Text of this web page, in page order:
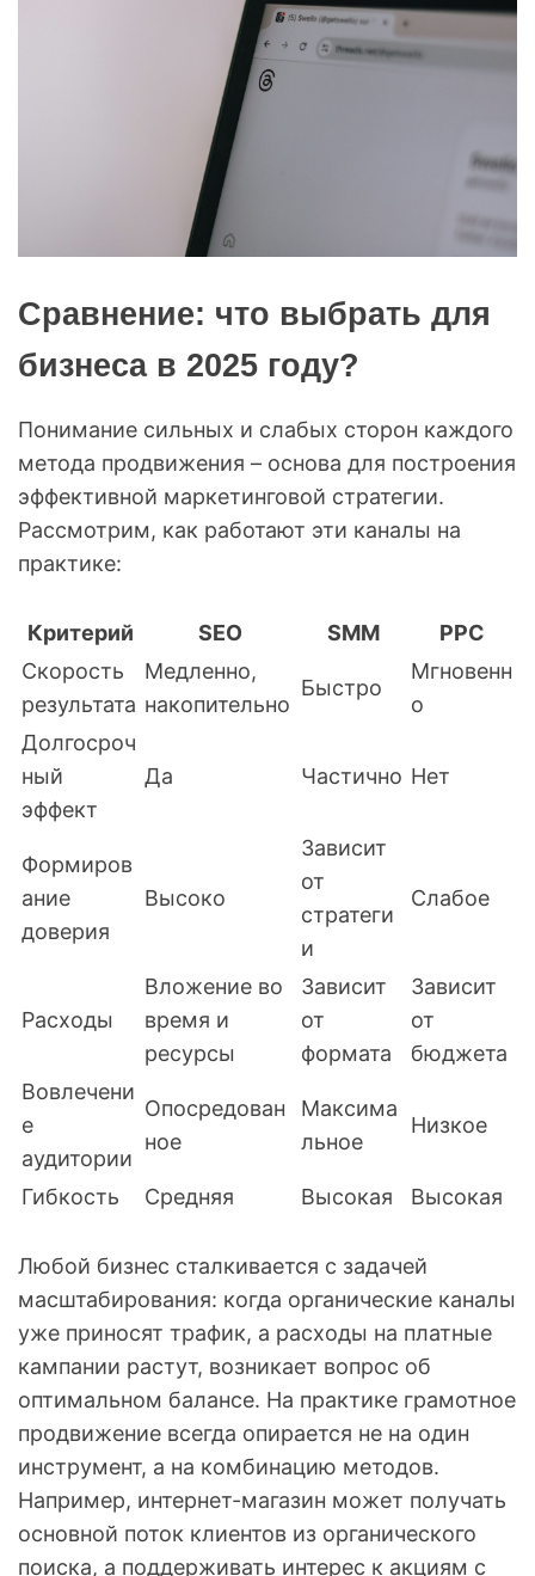
Сравнение: что выбрать для
бизнеса в 2025 году?
Понимание сильных и слабых сторон каждого
метода продвижения – основа для построения
эффективной маркетинговой стратегии.
Рассмотрим, как работают эти каналы на
практике:
Критерий SEO SMM
PPC
Скорость
результата
Медленно,
накопительно
Быстро
Мгновенн
о
Долгосроч
ный
эффект
Да Частично Нет
Формиров
ание
доверия
Высоко
Зависит
от
стратеги
и
Слабое
Расходы
Вложение во
время и
ресурсы
Зависит
от
формата
Зависит
от
бюджета
Вовлечени
е
аудитории
Опосредован
ное
Максима
льное
Низкое
Гибкость Средняя Высокая Высокая
Любой бизнес сталкивается с задачей
масштабирования: когда органические каналы
уже приносят трафик, а расходы на платные
кампании растут, возникает вопрос об
оптимальном балансе. На практике грамотное
продвижение всегда опирается не на один
инструмент, а на комбинацию методов.
Например, интернет-магазин может получать
основной поток клиентов из органического
поиска, а поддерживать интерес к акциям с